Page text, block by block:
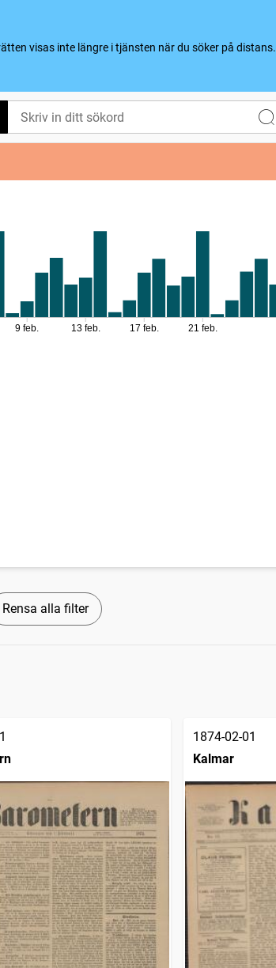
visas inte längre i tjänsten när du söker på distans.
9 feb. 13 feb. 17 feb. 21 feb.
Rensa alla filter
1874-02-01
Kalmar